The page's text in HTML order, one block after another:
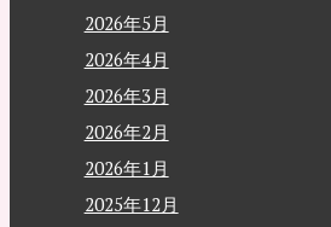
2026年5月
2026年4月
2026年3月
2026年2月
2026年1月
2025年12月